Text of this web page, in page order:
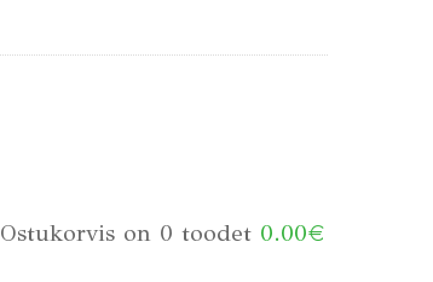
Ostukorvis on 0 toodet 0.00€